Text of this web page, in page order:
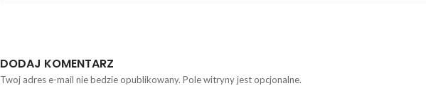
DODAJ KOMENTARZ
Twoj adres e-mail nie bedzie opublikowany. Pole witryny jest opcjonalne.